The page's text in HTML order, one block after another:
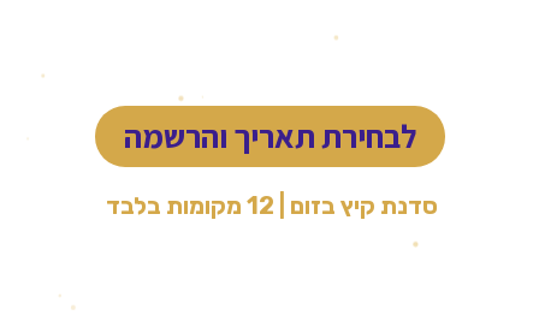
מוזיקלי או טכנולוגי
לבחירת תאריך והרשמה
סדנת קיץ בזום |
12 מקומות בלבד